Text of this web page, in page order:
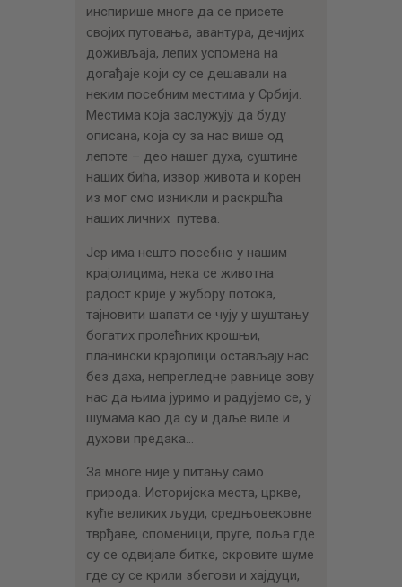
инспирише многе да се присете
својих путовања, авантура, дечијих
доживљаја, лепих успомена на
догађаје који су се дешавали на
неким посебним местима у Србији.
Местима која заслужују да буду
описана, која су за нас више од
лепоте – део нашег духа, суштине
наших бића, извор живота и корен
из мог смо изникли и раскршћа
наших личних путева.
Јер има нешто посебно у нашим
крајолицима, нека се животна
радост крије у жубору потока,
тајновити шапати се чују у шуштању
богатих пролећних крошњи,
планински крајолици остављају нас
без даха, непрегледне равнице зову
нас да њима јуримо и радујемо се, у
шумама као да су и даље виле и
духови предака…
За многе није у питању само
природа. Историјска места, цркве,
куће великих људи, средњовековне
тврђаве, споменици, пруге, поља где
су се одвијале битке, скровите шуме
где су се крили збегови и хајдуци,